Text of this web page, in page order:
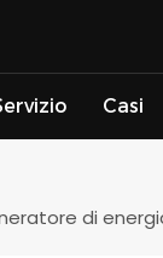
Casi
di